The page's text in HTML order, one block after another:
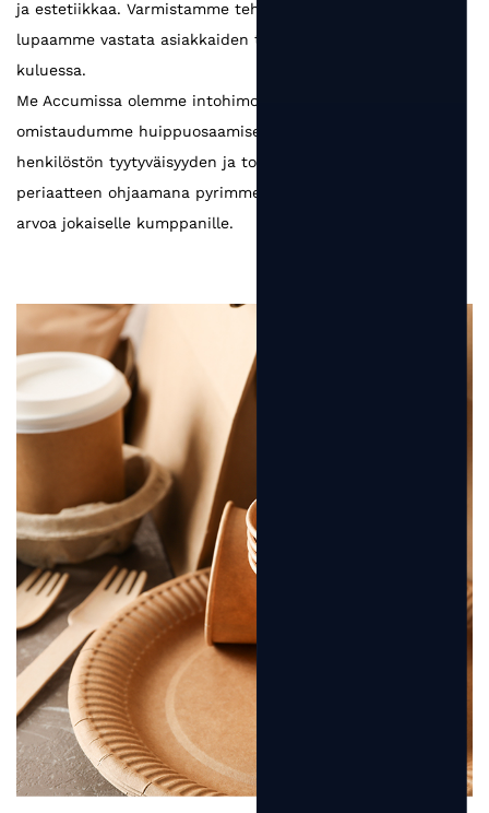
ja estetiikkaa. Varmistamme tehokkaan viestinnän ja
lupaamme vastata asiakkaiden tarpeisiin 48 tunnin
kuluessa.
Me Accumissa olemme intohimoisia pakkaamiseen ja
omistaudumme huippuosaamiselle. Asiakastyytyväisyyden,
henkilöstön tyytyväisyyden ja toimittajatyytyväisyyden
periaatteen ohjaamana pyrimme tuottamaan enemmän
arvoa jokaiselle kumppanille.